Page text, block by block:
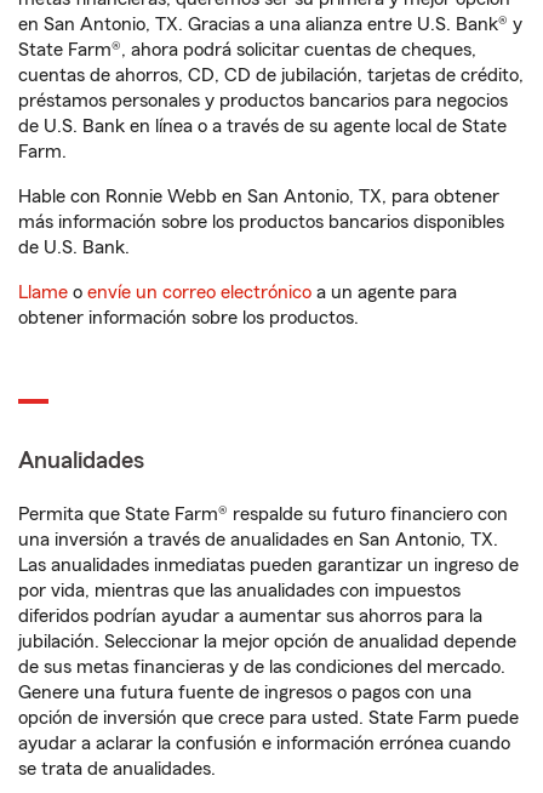
en San Antonio, TX. Gracias a una alianza entre U.S. Bank® y
State Farm®, ahora podrá solicitar cuentas de cheques,
cuentas de ahorros, CD, CD de jubilación, tarjetas de crédito,
préstamos personales y productos bancarios para negocios
de U.S. Bank en línea o a través de su agente local de State
Farm.
Hable con Ronnie Webb en San Antonio, TX, para obtener
más información sobre los productos bancarios disponibles
de U.S. Bank.
Llame o envíe un correo electrónico a un agente para
obtener información sobre los productos.
Anualidades
Permita que State Farm® respalde su futuro financiero con
una inversión a través de anualidades en San Antonio, TX.
Las anualidades inmediatas pueden garantizar un ingreso de
por vida, mientras que las anualidades con impuestos
diferidos podrían ayudar a aumentar sus ahorros para la
jubilación. Seleccionar la mejor opción de anualidad depende
de sus metas financieras y de las condiciones del mercado.
Genere una futura fuente de ingresos o pagos con una
opción de inversión que crece para usted. State Farm puede
ayudar a aclarar la confusión e información errónea cuando
se trata de anualidades.